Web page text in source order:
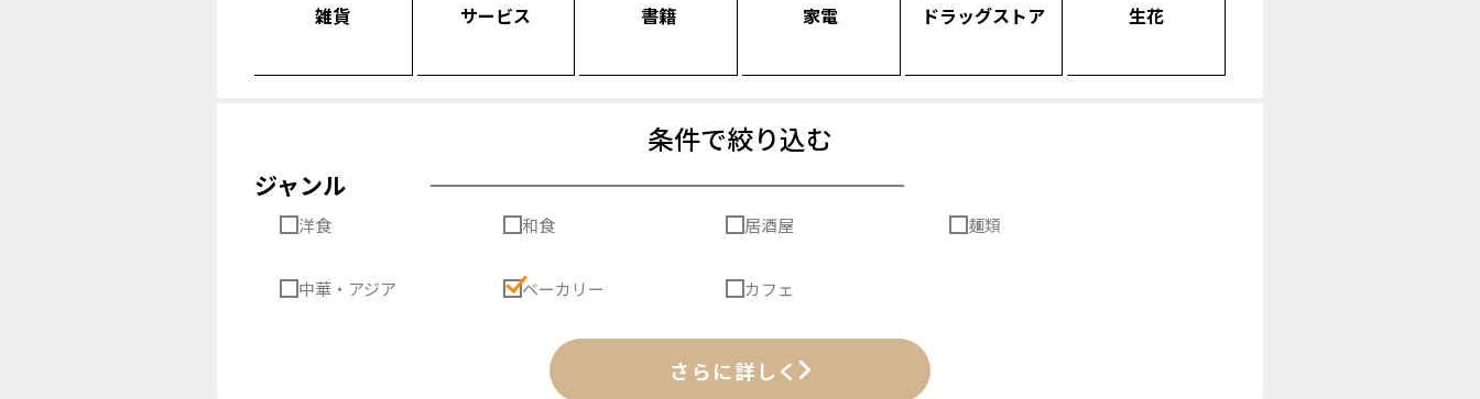
雑貨 サービス 書籍 家電 ドラッグストア 生花
条件で絞り込む
ジャンル
洋食 和食 居酒屋 麺類
中華・アジア ベーカリー カフェ
さらに詳しく